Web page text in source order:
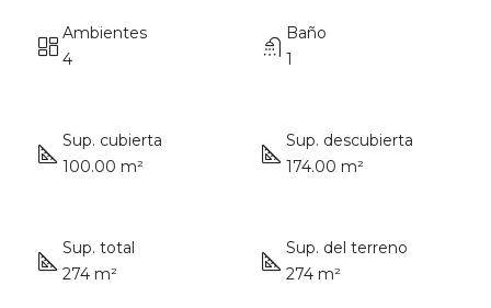
Ambientes
4
Baño
1
Sup. cubierta
100.00 m²
Sup. descubierta
174.00 m²
Sup. total
274 m²
Sup. del terreno
274 m²